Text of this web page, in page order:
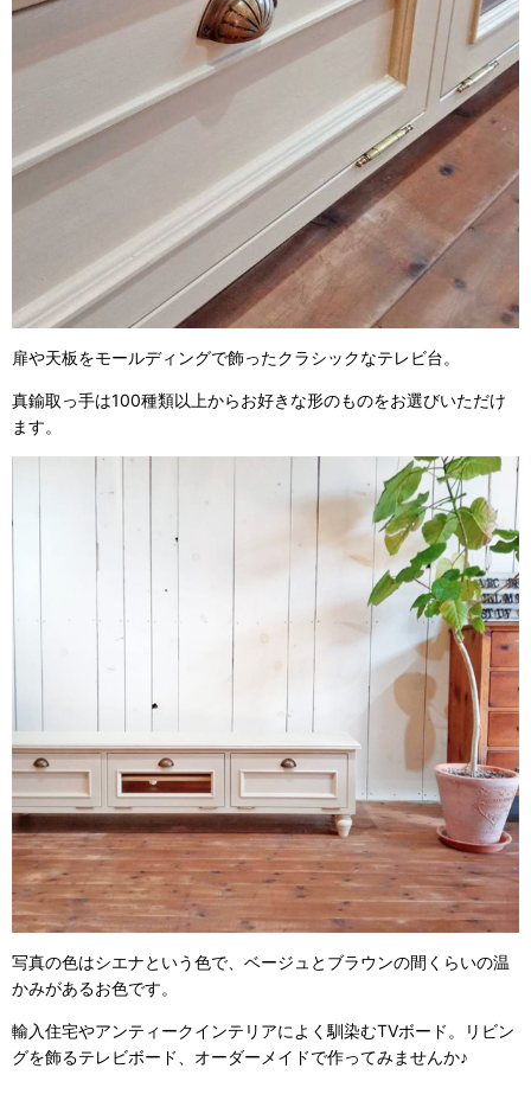
扉や天板をモールディングで飾ったクラシックなテレビ台。
真鍮取っ手は100種類以上からお好きな形のものをお選びいただけ
ます。
写真の色はシエナという色で、ベージュとブラウンの間くらいの温
かみがあるお色です。
輸入住宅やアンティークインテリアによく馴染むTVボード。リビン
グを飾るテレビボード、オーダーメイドで作ってみませんか♪